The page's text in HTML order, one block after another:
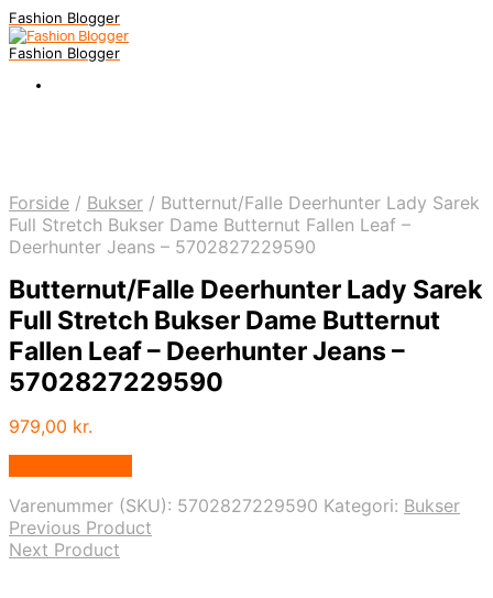
Fashion Blogger
Fashion Blogger
Forside / Bukser / Butternut/Falle Deerhunter Lady Sarek
Full Stretch Bukser Dame Butternut Fallen Leaf –
Deerhunter Jeans – 5702827229590
Butternut/Falle Deerhunter Lady Sarek
Full Stretch Bukser Dame Butternut
Fallen Leaf – Deerhunter Jeans –
5702827229590
979,00 kr.
Varenummer (SKU): 5702827229590 Kategori: Bukser
Previous Product
Next Product